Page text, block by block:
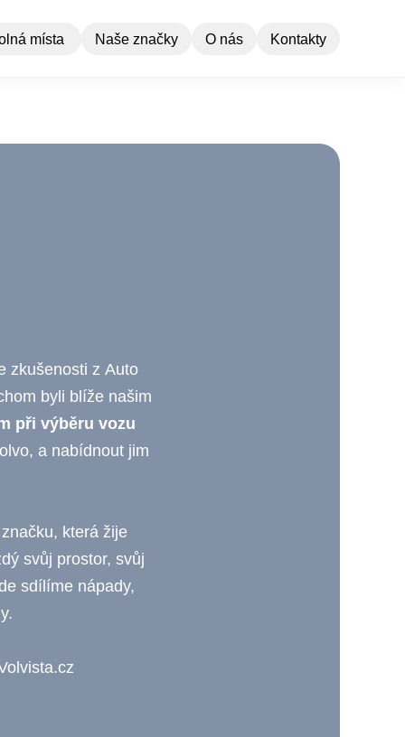
místa Naše značky O nás Kontakty
zkušenosti z Auto
byli blíže našim
při výběru vozu
a nabídnout jim
která žije
svůj prostor, svůj
sdílíme nápady,